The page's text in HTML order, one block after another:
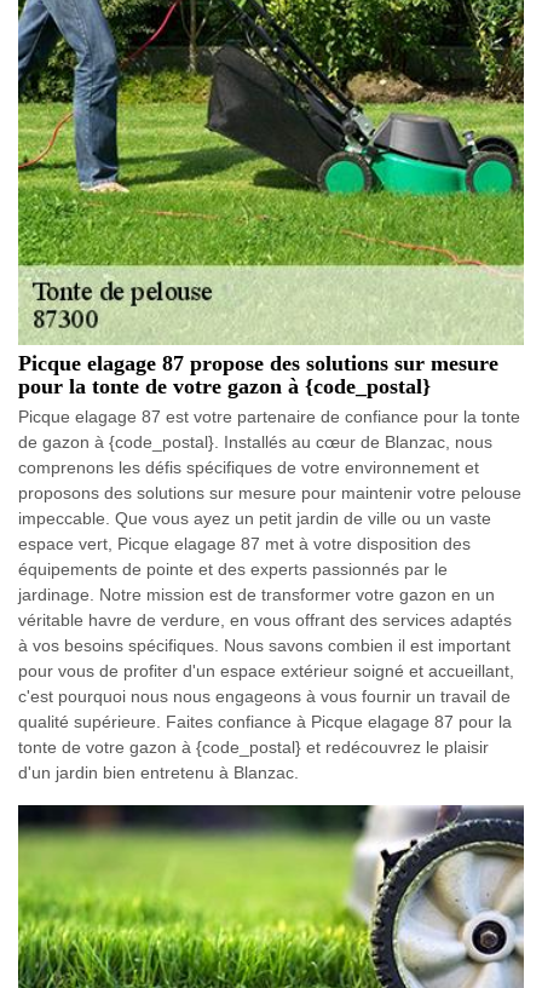
Picque elagage 87 propose des solutions sur mesure
pour la tonte de votre gazon à {code_postal}
Picque elagage 87 est votre partenaire de confiance pour la tonte
de gazon à {code_postal}. Installés au cœur de Blanzac, nous
comprenons les défis spécifiques de votre environnement et
proposons des solutions sur mesure pour maintenir votre pelouse
impeccable. Que vous ayez un petit jardin de ville ou un vaste
espace vert, Picque elagage 87 met à votre disposition des
équipements de pointe et des experts passionnés par le
jardinage. Notre mission est de transformer votre gazon en un
véritable havre de verdure, en vous offrant des services adaptés
à vos besoins spécifiques. Nous savons combien il est important
pour vous de profiter d'un espace extérieur soigné et accueillant,
c'est pourquoi nous nous engageons à vous fournir un travail de
qualité supérieure. Faites confiance à Picque elagage 87 pour la
tonte de votre gazon à {code_postal} et redécouvrez le plaisir
d'un jardin bien entretenu à Blanzac.